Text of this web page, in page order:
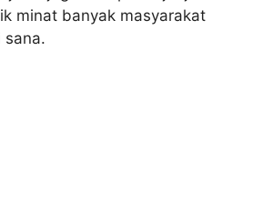
minat banyak masyarakat
sana.